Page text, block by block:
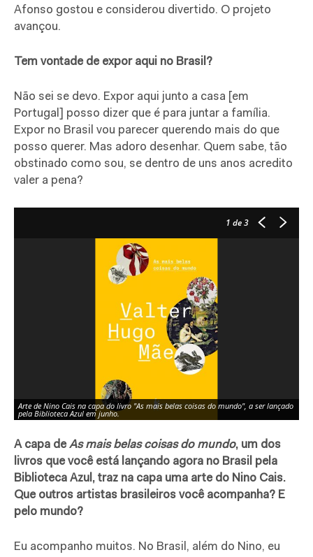
Afonso gostou e considerou divertido. O projeto
avançou.
Tem vontade de expor aqui no Brasil?
Não sei se devo. Expor aqui junto a casa [em
Portugal] posso dizer que é para juntar a família.
Expor no Brasil vou parecer querendo mais do que
posso querer. Mas adoro desenhar. Quem sabe, tão
obstinado como sou, se dentro de uns anos acredito
valer a pena?
1 de 3
Arte de Nino Cais na capa do livro "As mais belas coisas do mundo", a ser lançado
pela Biblioteca Azul em junho.
A capa deAs mais belas coisas do mundo, um dos
livros que você está lançando agora no Brasil pela
Biblioteca Azul, traz na capa uma arte do Nino Cais.
Que outros artistas brasileiros você acompanha? E
pelo mundo?
Eu acompanho muitos. No Brasil, além do Nino, eu